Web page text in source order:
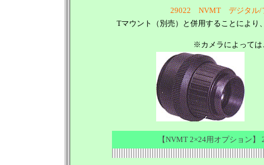
29022 NVMT デジタル/
Tマウント（別売）と併用することによ
※カメラによっては
【NVMT 2×24用オプション